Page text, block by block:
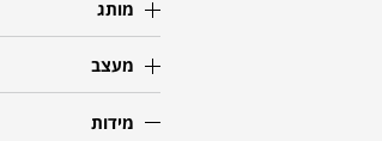
מותג
מעצב
מידות